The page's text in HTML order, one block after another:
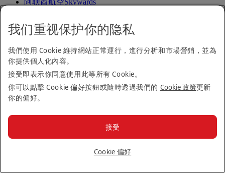
阿联酋航空Skywards
特殊帮助和请求
期和后期型号的空客 A380、A350 和波音 B777。实际航班上
的产品、服务和功能可能因航线和飞机配置而异。运营要求也
可能导致在最后一刻更改计划航班所使用的飞机。如果你对我
们的产品有疑问或有具体要求，请在预订航班前联系我们。
本页有几个部分要求你提交个人信息，包括通过 MEDIF 表
解我们如何处理你的个人信息，请参见我们的《医疗旅行隐私
我们重视保护你的隐私
我們使用 Cookie 維持網站正常運行，進行分析和市場營銷，並為
你提供個人化內容。
接受即表示你同意使用此等所有 Cookie。
你可以點擊 Cookie 偏好按鈕或隨時透過我們的 Cookie 政策更新
你的偏好。
Cookie 偏好
接受